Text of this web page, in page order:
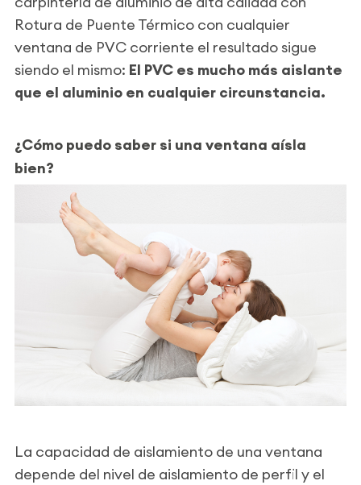
Rotura de Puente Térmico con cualquier
ventana de PVC corriente el resultado sigue
siendo el mismo: El PVC es mucho más aislante
que el aluminio en cualquier circunstancia.
¿Cómo puedo saber si una ventana aísla
bien?
La capacidad de aislamiento de una ventana
depende del nivel de aislamiento de perfil y el